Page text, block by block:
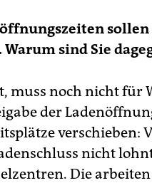
sollen
sind Sie
muss noch nicht für
der
verschieben:
nicht
Die